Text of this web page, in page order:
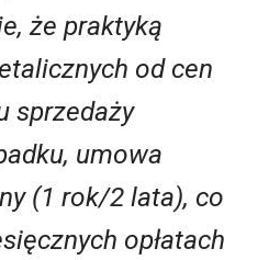
że praktyką
od cen
sprzedaży
umowa
(1 rok/2 lata), co
opłatach